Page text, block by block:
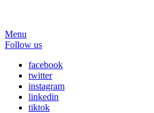
Menu
Follow us
facebook
twitter
instagram
linkedin
tiktok